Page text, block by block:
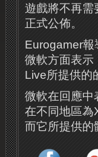
遊戲將不再需
正式公佈。
Eurogamer報
微軟方面表示
Live所提供的
微軟在回應中
在不同地區為
而它所提供的